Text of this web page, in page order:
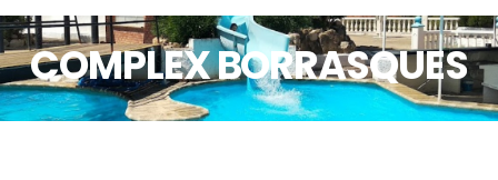
COMPLEX BORRASQUES